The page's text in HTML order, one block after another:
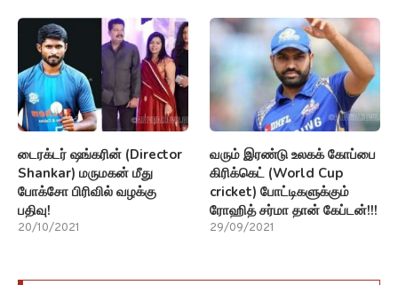
டைரக்டர் ஷங்கரின் (Director
Shankar) மருமகன் மீது
போக்சோ பிரிவில் வழக்கு
பதிவு!
20/10/2021
வரும் இரண்டு உலகக் கோப்பை
கிரிக்கெட் (World Cup
cricket) போட்டிகளுக்கும்
ரோஹித் சர்மா தான் கேப்டன்!!!
29/09/2021